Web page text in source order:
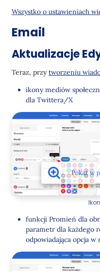
Wszystko o ustawieniach
Email
Aktualizacje
Teraz, przytworzeniu
ikony mediów
dla Twittera/X
funkcji Promień dla
parametr dla każdego
odpowiadająca opcja w